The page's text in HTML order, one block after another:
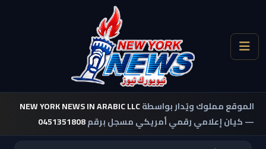
الموقع مملوك ويُدار بواسطةNEW YORK NEWS IN ARABIC LLC
— كيان إعلامي رقمي أمريكي مسجل برقم0451351808